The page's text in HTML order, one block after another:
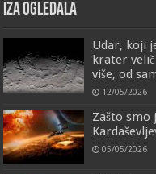
IZA OGLEDALA
Udar, koji
krater
više, od
12/05/2026
Zašto smo
05/05/2026